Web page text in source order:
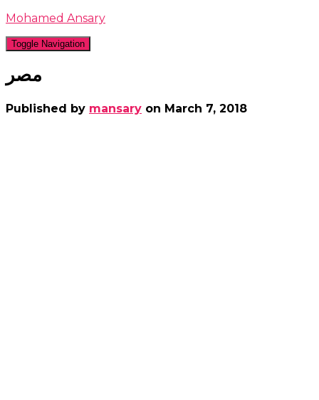
Mohamed Ansary
Toggle Navigation
مصر
Published by mansary on March 7, 2018